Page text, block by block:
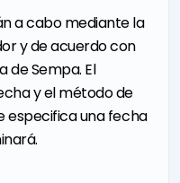
a cabo mediante la
y de acuerdo con
de Sempa. El
y el método de
especifica una fecha